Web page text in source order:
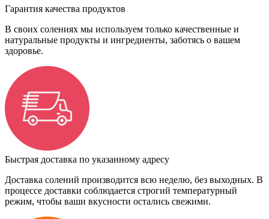
Гарантия качества продуктов
В своих солениях мы используем только качественные и
натуральные продукты и ингредиенты, заботясь о вашем
здоровье.
Быстрая доставка по указанному адресу
Доставка солений производится всю неделю, без выходных. В
процессе доставки соблюдается строгий температурный
режим, чтобы ваши вкусности остались свежими.